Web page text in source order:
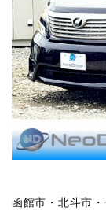
函館市・北斗市